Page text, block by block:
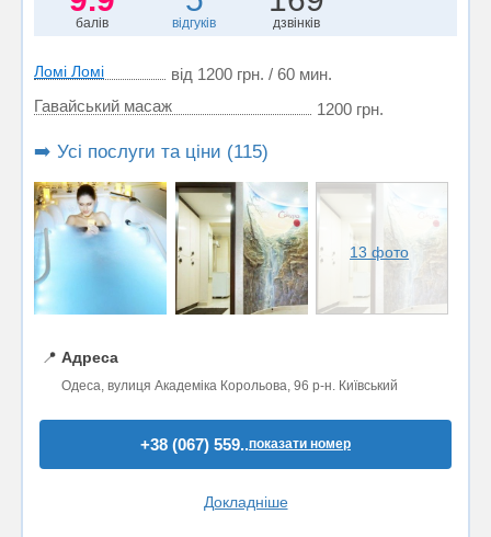
балів відгуків дзвінків
Ломі Ломі
від 1200 грн. / 60 мин.
Гавайський масаж
1200 грн.
➡️ Усі послуги та ціни (115)
13 фото
📍 Адреса
Одеса, вулиця Академіка Корольова, 96 р-н. Київський
+38 (067) 559..показати номер
Докладніше